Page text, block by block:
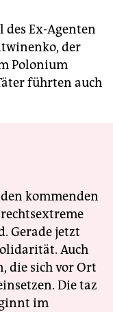
Ex-Agenten
der
Polonium
führten auch
kommenden
Gerade jetzt
Auch
die sich vor Ort
Die taz
im